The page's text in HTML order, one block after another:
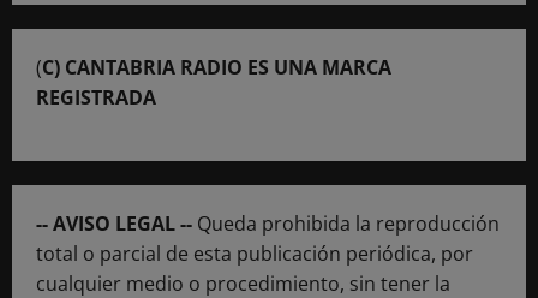
(C) CANTABRIA RADIO ES UNA MARCA
REGISTRADA
-- AVISO LEGAL -- Queda prohibida la reproducción
total o parcial de esta publicación periódica, por
cualquier medio o procedimiento, sin tener la